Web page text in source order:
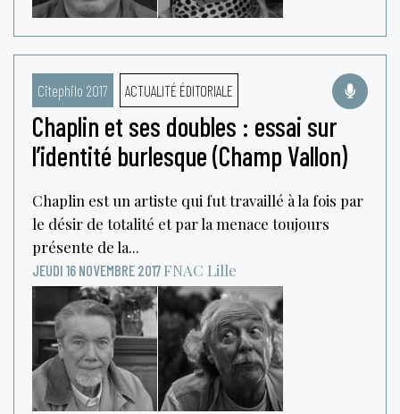
Citephilo 2017 ACTUALITÉ ÉDITORIALE
Chaplin et ses doubles : essai sur
l’identité burlesque (Champ Vallon)
Chaplin est un artiste qui fut travaillé à la fois par
le désir de totalité et par la menace toujours
présente de la...
JEUDI 16 NOVEMBRE 2017 FNAC Lille